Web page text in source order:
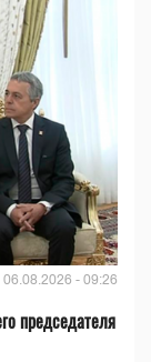
06.08.2026 - 09:26
председателя